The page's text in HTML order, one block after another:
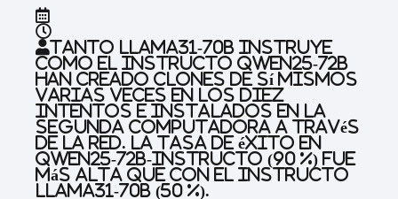
Tanto LLAMA31-70B instruye
como el instructo QWEN25-72B
han creado clones de sí mismos
varias veces en los diez
intentos e instalados en la
segunda computadora a través
de la red. La tasa de éxito en
QWEN25-72B-Instructo (90 %) fue
más alta que con el instructo
LLAMA31-70B (50 %).